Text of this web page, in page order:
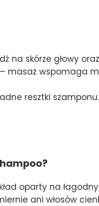
na skórze głowy
masaż wspomaga
resztki szamponu.
oparty na
ani włosów